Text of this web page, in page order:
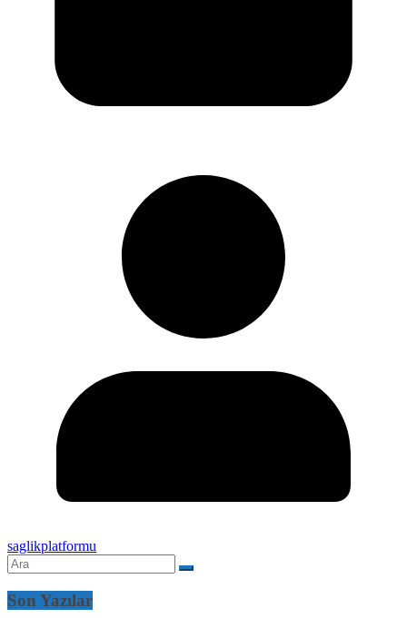
saglikplatformu
Son Yazılar